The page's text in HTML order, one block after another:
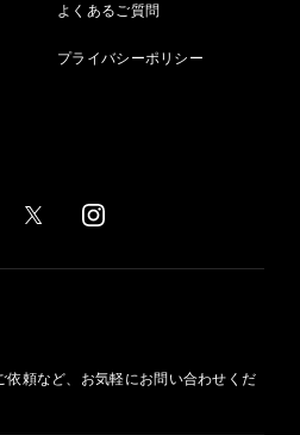
よくあるご質問
プライバシーポリシー
依頼など、お気軽にお問い合わせくだ